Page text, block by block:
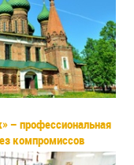
– профессиональная
компромиссов